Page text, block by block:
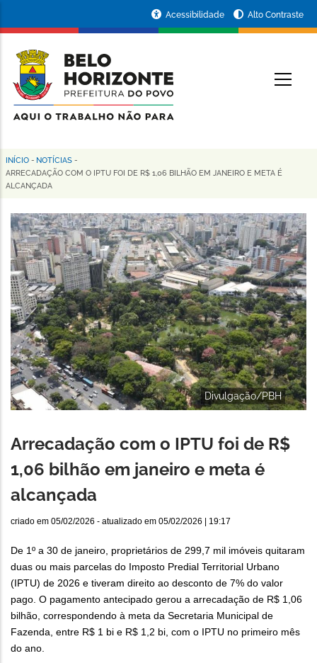
conteúdo
principal
da
Prefeitura
de
Horizonte
Acessibilidade Alto Contraste
Trilha
de
navegação
INÍCIO - NOTÍCIAS -
ARRECADAÇÃO COM O IPTU FOI DE R$ 1,06 BILHÃO EM JANEIRO E META É
ALCANÇADA
Divulgação/PBH
Arrecadação com o IPTU foi de R$
1,06 bilhão em janeiro e meta é
alcançada
criado em 05/02/2026 - atualizado em 05/02/2026 | 19:17
De 1º a 30 de janeiro, proprietários de 299,7 mil imóveis quitaram
duas ou mais parcelas do Imposto Predial Territorial Urbano
(IPTU) de 2026 e tiveram direito ao desconto de 7% do valor
pago. O pagamento antecipado gerou a arrecadação de R$ 1,06
bilhão, correspondendo à meta da Secretaria Municipal de
Fazenda, entre R$ 1 bi e R$ 1,2 bi, com o IPTU no primeiro mês
do ano.